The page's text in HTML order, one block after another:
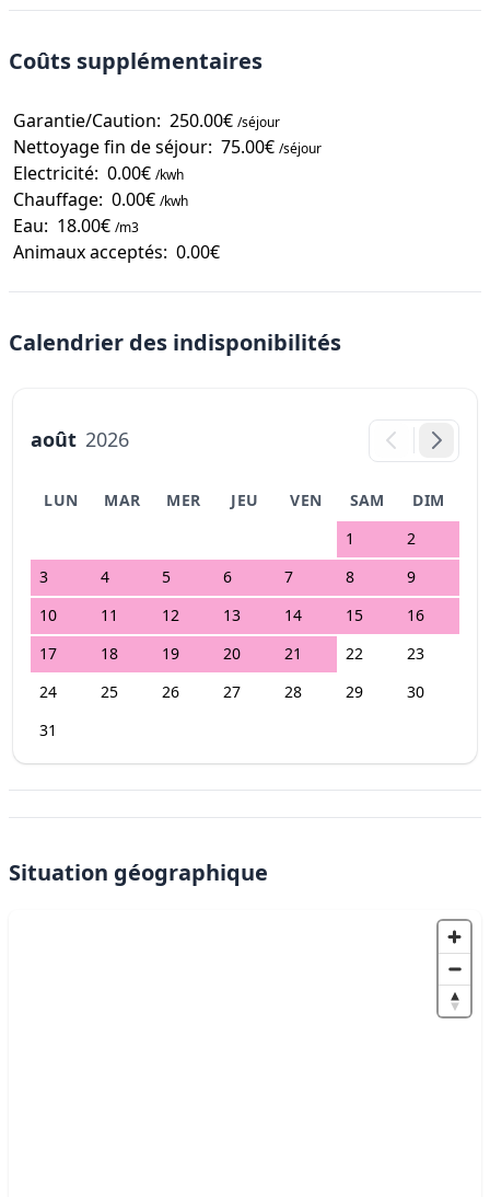
Coûts supplémentaires
Garantie/Caution: 250.00€ /séjour
Nettoyage fin de séjour: 75.00€ /séjour
Electricité: 0.00€ /kwh
Chauffage: 0.00€ /kwh
Eau: 18.00€ /m3
Animaux acceptés: 0.00€
Calendrier des indisponibilités
août 2026
LUN MAR MER JEU VEN SAM
DIM
1
2
3
4 5 6 7 8
9
10
11 12 13 14 15
16
17
18 19 20 21 22
23
24
25 26 27 28 29
30
31
Situation géographique